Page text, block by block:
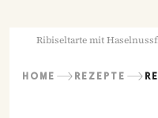
Ribiseltarte mit
HOME REZEPTE